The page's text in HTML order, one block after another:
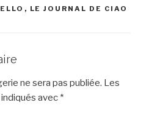
, LE JOURNAL DE CIAO
ne sera pas publiée. Les
avec *